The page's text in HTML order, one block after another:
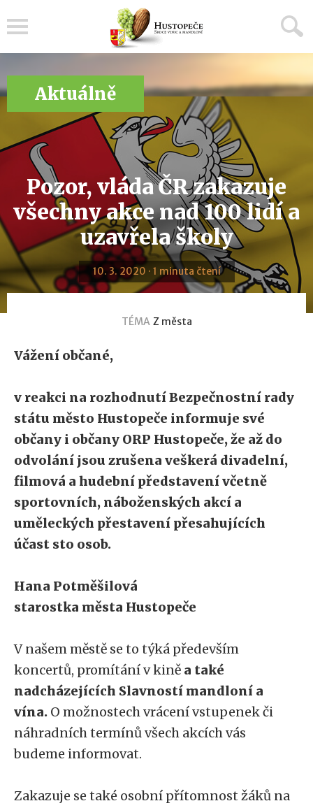
Aktuálně
Pozor, vláda ČR zakazuje
všechny akce nad 100 lidí a
uzavřela školy
10. 3. 2020 · 1 minuta čtení
TÉMA Z města
Vážení občané,
v reakci na rozhodnutí Bezpečnostní rady
státu město Hustopeče informuje své
občany i občany ORP Hustopeče, že až do
odvolání jsou zrušena veškerá divadelní,
filmová a hudební představení včetně
sportovních, náboženských akcí a
uměleckých přestavení přesahujících
účast sto osob.
Hana Potměšilová
starostka města Hustopeče
V našem městě se to týká především
koncertů, promítání v kině a také
nadcházejících Slavností mandloní a
vína. O možnostech vrácení vstupenek či
náhradních termínů všech akcích vás
budeme informovat.
Zakazuje se také osobní přítomnost žáků na